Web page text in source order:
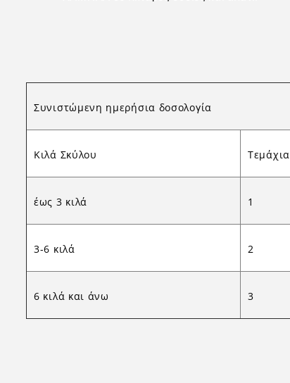
Συνιστώμενη ημερήσια δοσολογία
Κιλά Σκύλου Τεμάχια
έως 3 κιλά 1
3-6 κιλά 2
6 κιλά και άνω 3